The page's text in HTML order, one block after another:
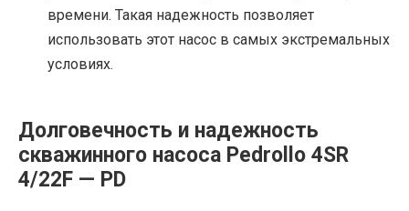
времени. Такая надежность позволяет
использовать этот насос в самых экстремальных
условиях.
Долговечность и надежность
скважинного насоса Pedrollo 4SR
4/22F — PD